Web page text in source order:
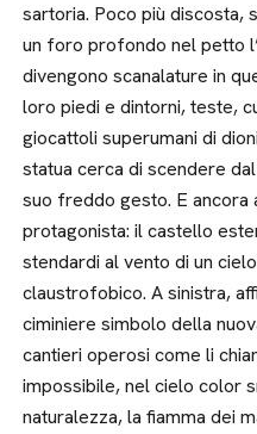
sartoria. Poco più discosta,
un foro profondo nel petto
divengono scanalature in
loro piedi e dintorni, teste,
giocattoli superumani di
statua cerca di scendere
suo freddo gesto. E ancora
protagonista: il castello
stendardi al vento di un
claustrofobico. A sinistra,
ciminiere simbolo della
cantieri operosi come li
impossibile, nel cielo color
naturalezza, la fiamma dei